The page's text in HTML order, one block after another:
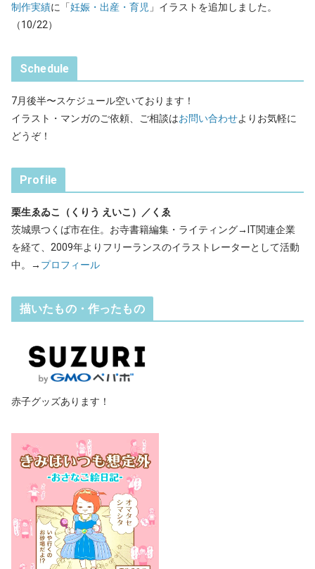
制作実績に「妊娠・出産・育児 」イラストを追加しました。
（10/22）
Schedule
7月後半〜スケジュール空いております！
イラスト・マンガのご依頼、ご相談はお問い合わせよりお気軽に
どうぞ！
Profile
栗生ゑゐこ（くりう えいこ）／くゑ
茨城県つくば市在住。お寺書籍編集・ライティング→IT関連企業
を経て、2009年よりフリーランスのイラストレーターとして活動
中。→ プロフィール
描いたもの・作ったもの
赤子グッズあります！